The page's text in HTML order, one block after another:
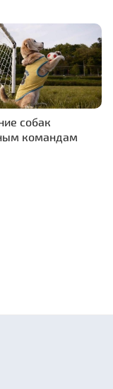
собак
командам